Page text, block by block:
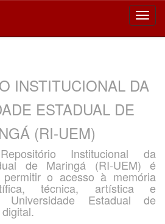
INSTITUCIONAL DA
ESTADUAL DE
(RI-UEM)
Institucional da
de Maringá (RI-UEM) é
o acesso à memória
técnica, artística e
Universidade Estadual de